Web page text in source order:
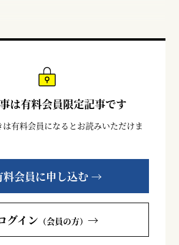
は有料会員限定記事です
は有料会員になるとお読みいただけま
料会員に申し込む →
グイン （会員の方） →